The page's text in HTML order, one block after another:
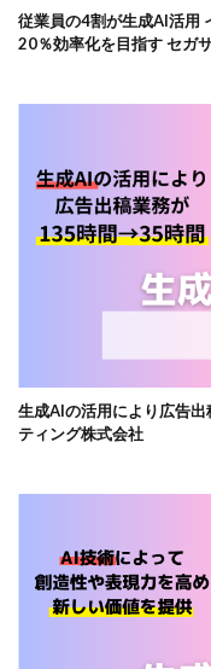
従業員の4割が生成AI活用
20％効率化を目指す セガ
生成AIの活用により広告
ティング株式会社